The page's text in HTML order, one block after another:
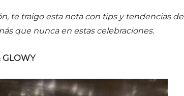
te traigo esta nota con tips y tendencias de
que nunca en estas celebraciones.
GLOWY